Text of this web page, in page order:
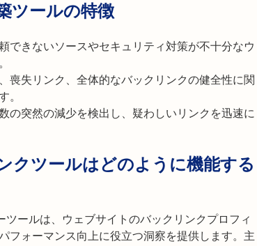
ツールの特徴
できないソースやセキュリティ対策が不十分なウ
喪失リンク、全体的なバックリンクの健全性に関
。
の突然の減少を検出し、疑わしいリンクを迅速に
クツールはどのように機能する
ールは、ウェブサイトのバックリンクプロフィ
フォーマンス向上に役立つ洞察を提供します。主